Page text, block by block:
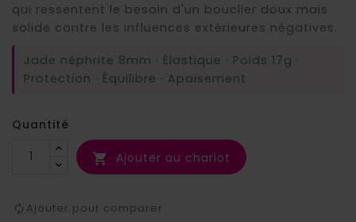
qui ressentent le besoin d'un bouclier doux mais
solide contre les influences extérieures négatives.
Jade néphrite 8mm · Élastique · Poids 17g ·
Protection · Équilibre · Apaisement
Quantité
 Ajouter au chariot
Ajouter pour comparer